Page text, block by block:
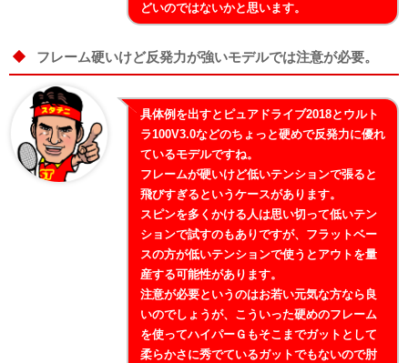
どいのではないかと思います。
フレーム硬いけど反発力が強いモデルでは注意が必要。
具体例を出すとピュアドライブ2018とウルト
ラ100V3.0などのちょっと硬めで反発力に優れ
ているモデルですね。
フレームが硬いけど低いテンションで張ると
飛びすぎるというケースがあります。
スピンを多くかける人は思い切って低いテン
ションで試すのもありですが、フラットベー
スの方が低いテンションで使うとアウトを量
産する可能性があります。
注意が必要というのはお若い元気な方なら良
いのでしょうが、こういった硬めのフレーム
を使ってハイパーＧもそこまでガットとして
柔らかさに秀でているガットでもないので肘